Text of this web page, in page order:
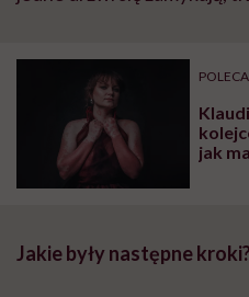
jak
Jakie były następne kroki?